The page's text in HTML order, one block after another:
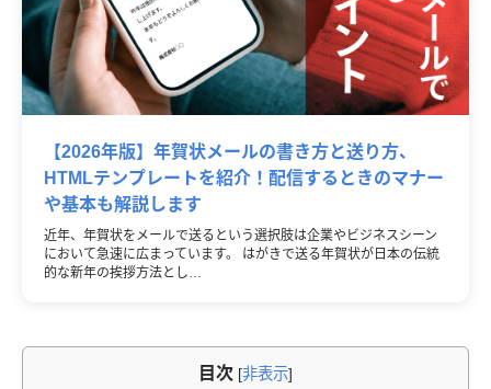
【2026年版】年賀状メールの書き方と送り方、
HTMLテンプレートを紹介！配信するときのマナー
や基本も解説します
近年、年賀状をメールで送るという選択肢は企業やビジネスシーン
において急速に広まっています。 はがきで送る年賀状が日本の伝統
的な新年の挨拶方法とし…
目次 [非表示]